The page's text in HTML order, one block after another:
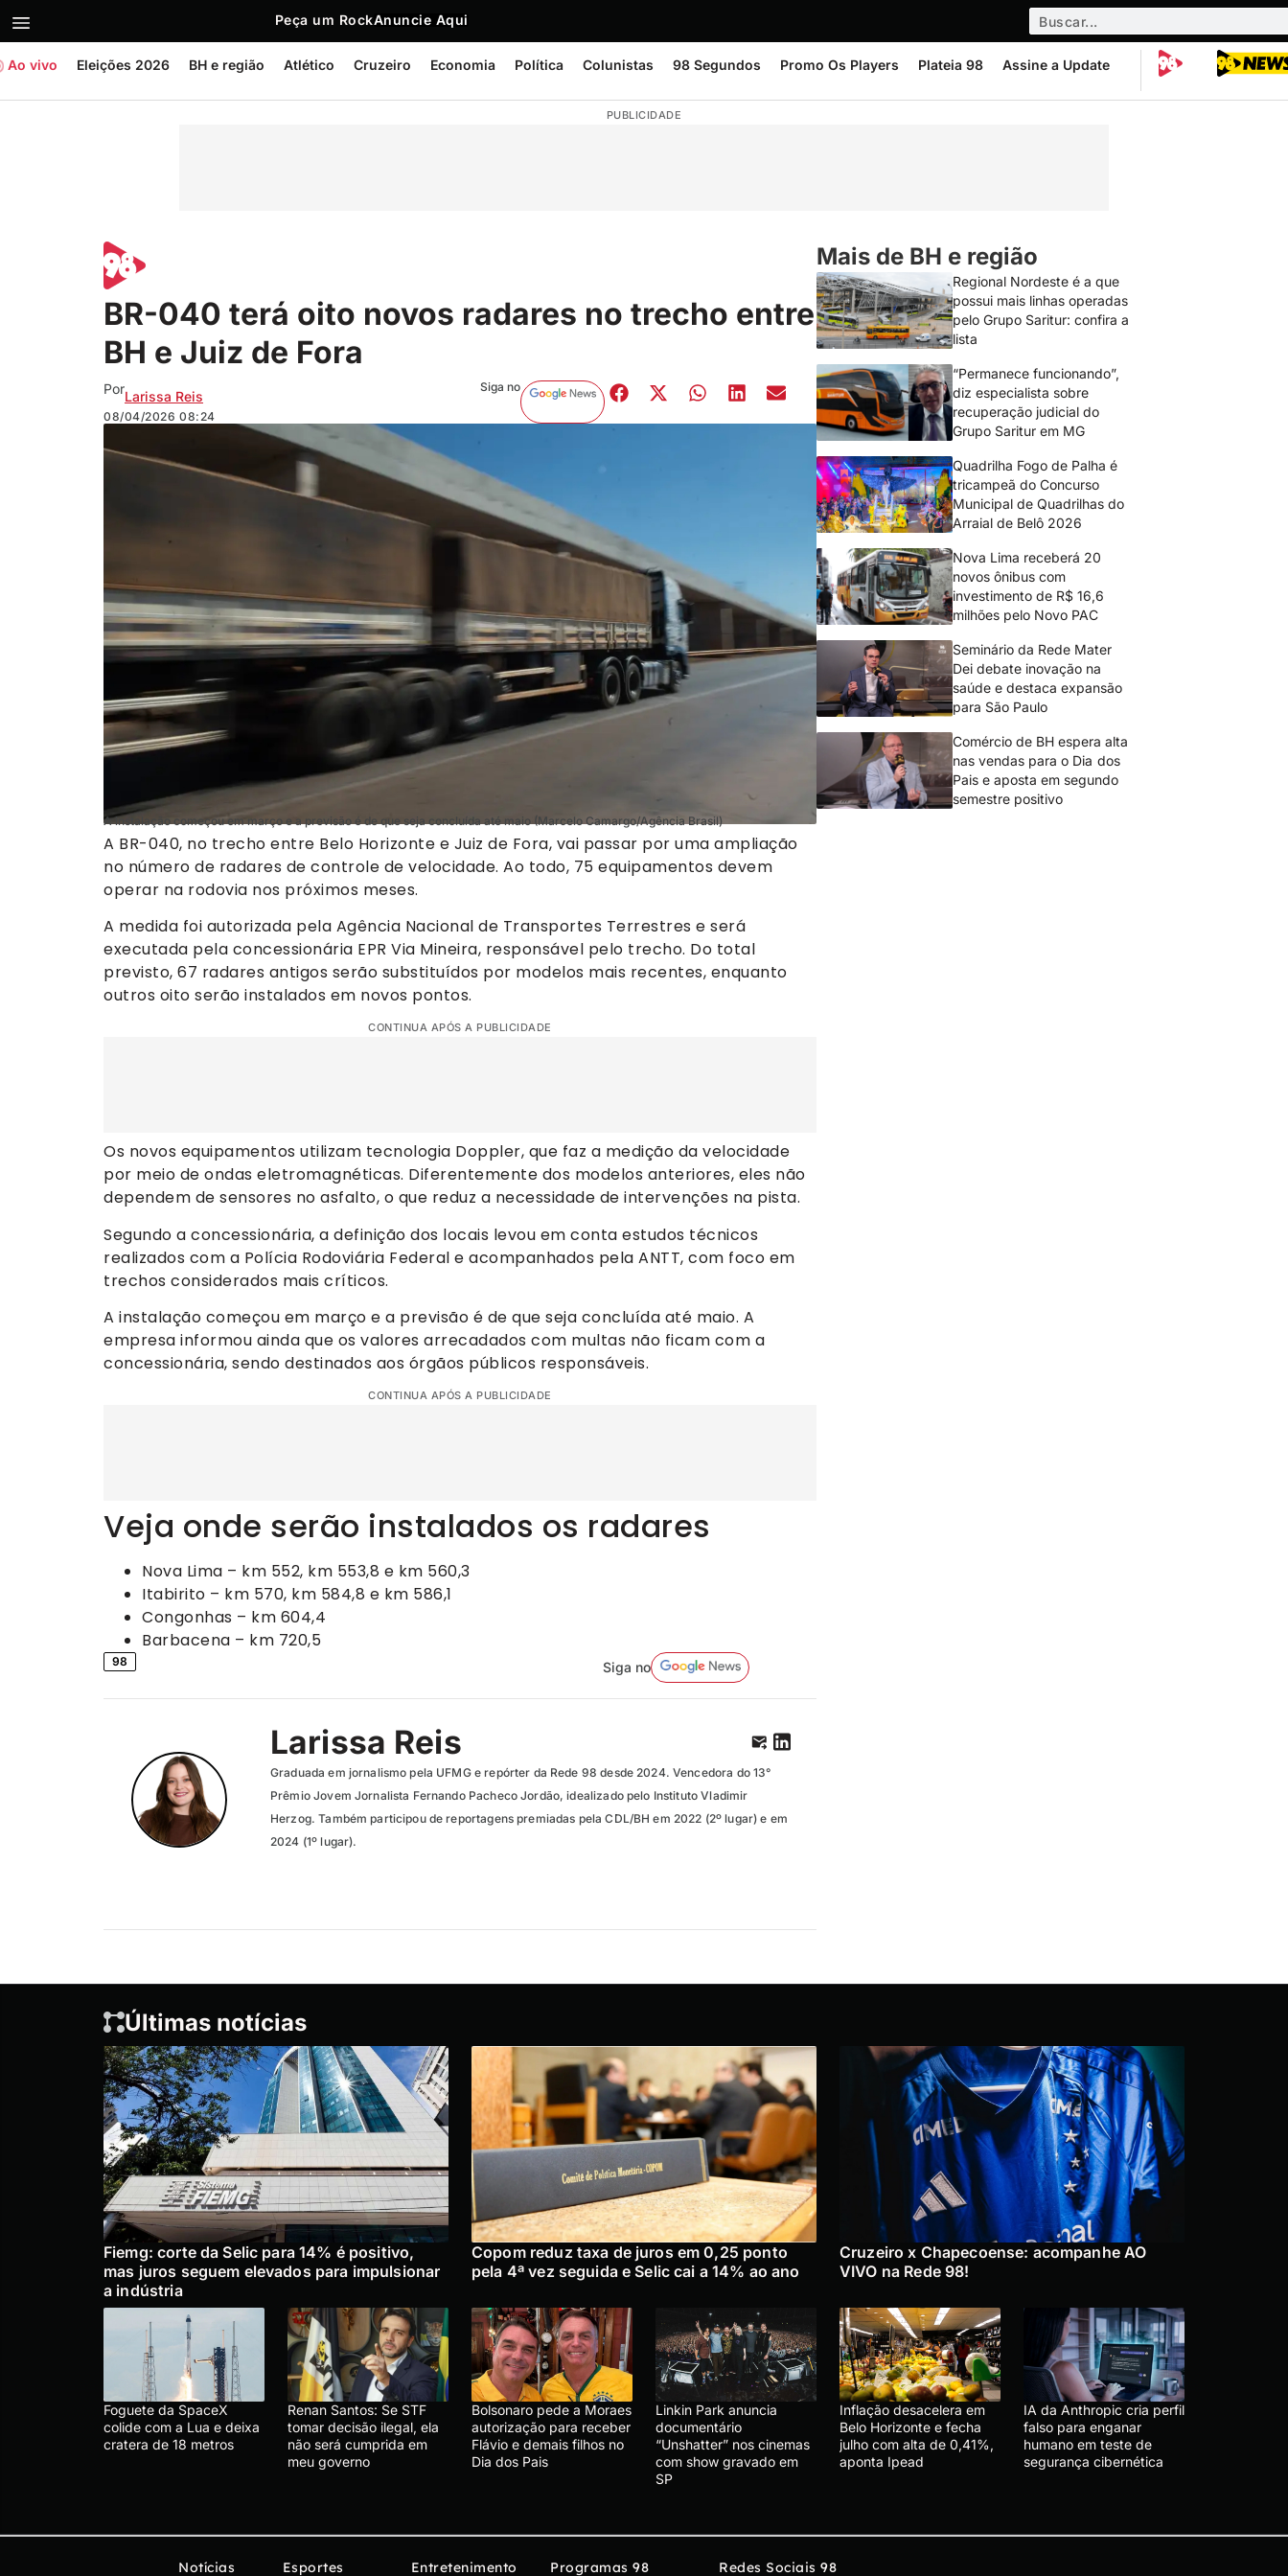
Peça um RockAnuncie Aqui
Ao vivo Eleições 2026 BH e região Atlético Cruzeiro Economia Política Colunistas 98 Segundos Promo Os Players Plateia 98 Assine a Update
PUBLICIDADE
BR-040 terá oito novos radares no trecho entre
BH e Juiz de Fora
PorLarissa Reis
08/04/2026 08:24
Siga no
A instalação começou em março e a previsão é de que seja concluída até maio (Marcelo Camargo/Agência Brasil)
A BR-040, no trecho entre Belo Horizonte e Juiz de Fora, vai passar por uma ampliação
no número de radares de controle de velocidade. Ao todo, 75 equipamentos devem
operar na rodovia nos próximos meses.
A medida foi autorizada pela Agência Nacional de Transportes Terrestres e será
executada pela concessionária EPR Via Mineira, responsável pelo trecho. Do total
previsto, 67 radares antigos serão substituídos por modelos mais recentes, enquanto
outros oito serão instalados em novos pontos.
CONTINUA APÓS A PUBLICIDADE
Os novos equipamentos utilizam tecnologia Doppler, que faz a medição da velocidade
por meio de ondas eletromagnéticas. Diferentemente dos modelos anteriores, eles não
dependem de sensores no asfalto, o que reduz a necessidade de intervenções na pista.
Segundo a concessionária, a definição dos locais levou em conta estudos técnicos
realizados com a Polícia Rodoviária Federal e acompanhados pela ANTT, com foco em
trechos considerados mais críticos.
A instalação começou em março e a previsão é de que seja concluída até maio. A
empresa informou ainda que os valores arrecadados com multas não ficam com a
concessionária, sendo destinados aos órgãos públicos responsáveis.
CONTINUA APÓS A PUBLICIDADE
Veja onde serão instalados os radares
Nova Lima – km 552, km 553,8 e km 560,3
Itabirito – km 570, km 584,8 e km 586,1
Congonhas – km 604,4
Barbacena – km 720,5
98 Siga no
Larissa Reis
Graduada em jornalismo pela UFMG e repórter da Rede 98 desde 2024. Vencedora do 13°
Prêmio Jovem Jornalista Fernando Pacheco Jordão, idealizado pelo Instituto Vladimir
Herzog. Também participou de reportagens premiadas pela CDL/BH em 2022 (2º lugar) e em
2024 (1º lugar).
Mais de BH e região
Regional Nordeste é a que
possui mais linhas operadas
pelo Grupo Saritur: confira a
lista
“Permanece funcionando”,
diz especialista sobre
recuperação judicial do
Grupo Saritur em MG
Quadrilha Fogo de Palha é
tricampeã do Concurso
Municipal de Quadrilhas do
Arraial de Belô 2026
Nova Lima receberá 20
novos ônibus com
investimento de R$ 16,6
milhões pelo Novo PAC
Seminário da Rede Mater
Dei debate inovação na
saúde e destaca expansão
para São Paulo
Comércio de BH espera alta
nas vendas para o Dia dos
Pais e aposta em segundo
semestre positivo
Últimas notícias
Fiemg: corte da Selic para 14% é positivo,
mas juros seguem elevados para impulsionar
a indústria
Copom reduz taxa de juros em 0,25 ponto
pela 4ª vez seguida e Selic cai a 14% ao ano
Cruzeiro x Chapecoense: acompanhe AO
VIVO na Rede 98!
Foguete da SpaceX
colide com a Lua e deixa
cratera de 18 metros
Renan Santos: Se STF
tomar decisão ilegal, ela
não será cumprida em
meu governo
Bolsonaro pede a Moraes
autorização para receber
Flávio e demais filhos no
Dia dos Pais
Linkin Park anuncia
documentário
“Unshatter” nos cinemas
com show gravado em
SP
Inflação desacelera em
Belo Horizonte e fecha
julho com alta de 0,41%,
aponta Ipead
IA da Anthropic cria perfil
falso para enganar
humano em teste de
segurança cibernética
Notícias
Esportes
Entretenimento
Programas 98
Redes Sociais 98